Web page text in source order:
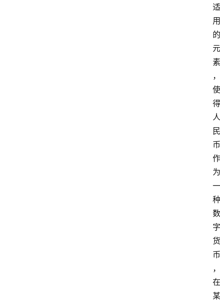
适
用
的
元
素
，
使
得
人
民
币
作
为
一
种
数
字
货
币
，
在
某